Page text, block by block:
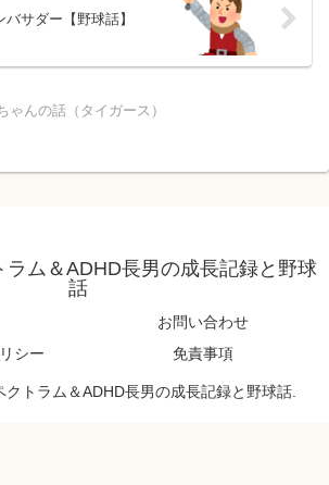
バサダー【野球話】
ゃんの話（タイガース）
ラム＆ADHD長男の成長記録と野球
話
お問い合わせ
シー
免責事項
トラム＆ADHD長男の成長記録と野球話.